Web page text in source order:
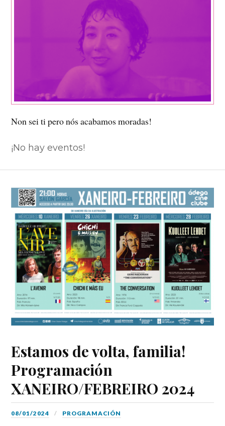
Non sei ti pero nós acabamos moradas!
¡No hay eventos!
Estamos de volta, familia!
Programación
XANEIRO/FEBREIRO 2024
08/01/2024 PROGRAMACIÓN